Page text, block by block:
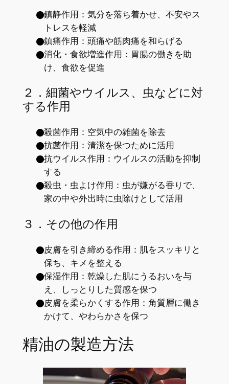
鎮静作用：気分を落ち着かせ、不安やス
トレスを軽減
鎮痛作用：頭痛や筋肉痛を和らげる
消化・食欲増進作用：胃腸の働きを助
け、食欲を促進
２．細菌やウイルス、虫などに対
する作用
殺菌作用：空気中の雑菌を除去
抗菌作用：清潔を保つために活用
抗ウイルス作用：ウイルスの活動を抑制
する
殺虫・虫よけ作用：虫が嫌がる香りで、
家の中や外出時に虫除けとして活用
３．その他の作用
皮膚を引き締める作用：肌をスッキリと
保ち、キメを整える
保湿作用：乾燥した肌にうるおいを与
え、しっとりした質感を保つ
皮膚を柔らかくする作用：角質層に働き
かけて、やわらかさを保つ
精油の製造方法